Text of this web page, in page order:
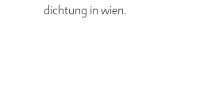
dichtung in wien.